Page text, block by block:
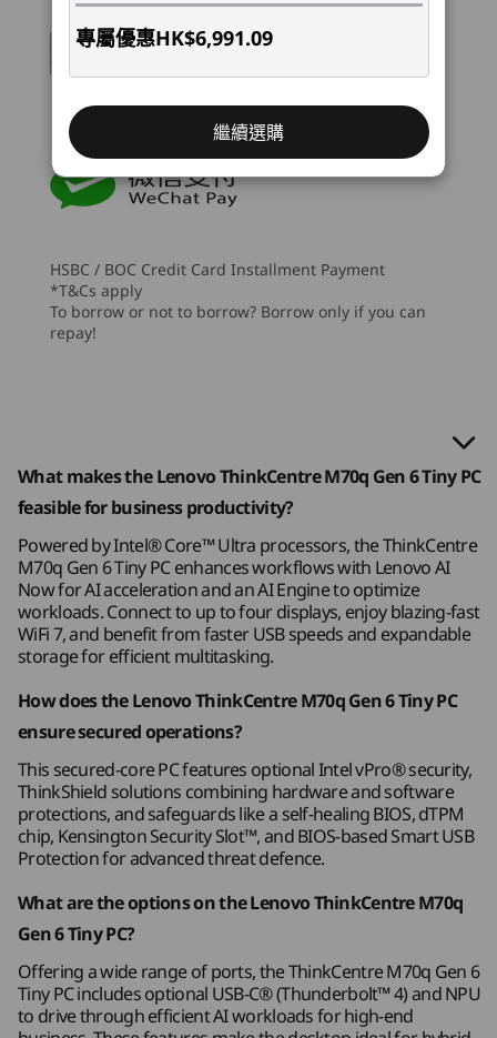
專屬優惠HK$6,991.09
繼續選購
螢幕、鍵盤及滑鼠為選購配件，均須另行購買。
強大性能與靈活性
專業地進行多工處理
透過更快的 USB 速度及多個連接埠，享受無與倫
比的生產力。將 ThinkCentre M70q 小型電腦連
空間，讓你可以處理各種工作。可選購的 USB-C
(Thunderbolt™ 4) 連接埠及神經網絡處理器
(NPU)，進一步擴展混合型及數碼工作場所，助你
全面安全防護
強大安全性與管理能力
這款安全核心電腦 (L3) 配備 ThinkShield 安全功
能，包括硬件及軟件解決方案。透過自我修復
及 Smart USB Protection 功能，為你提供額外的
保護。選用 Intel vPro®以獲取先進的威脅防護，
Graphics
®
Memory
Up to 64GB (5600MHz) 2 x DDR5 (dual-channel)
SODIMM
Audio
Normal speaker
Power Supply Unit
90W**
65W**
*Power supply unit is 90% energy-efficient
**Power supply units are 89% energy-efficient
Specifications may vary depending upon region / model.
Connectivity
Ports/Slots
Front:
USB-C (USB 10Gbps)
2 x USB-A (USB 10Gbps), one supports 5V@2.1A
charging
Headphone / mic combo
Headphone / mic combo
Power in connector
DisplayPort 1.4
USB-A (USB 5Gbps)
HDMI® 2.1 (supports resolution up to 4K@60Hz)
11-2 x USB-A (USB 10Gbps)
12-Ethernet (RJ45)
13-Kensington Security Slot™
14 Optional: Expansion card slots 1 & 2
起價
處理器
Up to Intel®
Core™ Ultra 7
platform
作業系統
(5600MHz) 2 x
channel) SODIMM
儲存裝置
Up to 2TB M.2
2280 Gen4
Performance SSD
購物
Explore All Desktops
HSBC / BOC Credit Card Installment Payment
*T&Cs apply
To borrow or not to borrow? Borrow only if you can
repay!
What makes the Lenovo ThinkCentre M70q Gen 6 Tiny PC
feasible for business productivity?
Powered by Intel® Core™ Ultra processors, the ThinkCentre
M70q Gen 6 Tiny PC enhances workflows with Lenovo AI
Now for AI acceleration and an AI Engine to optimize
workloads. Connect to up to four displays, enjoy blazing-fast
WiFi 7, and benefit from faster USB speeds and expandable
storage for efficient multitasking.
How does the Lenovo ThinkCentre M70q Gen 6 Tiny PC
ensure secured operations?
This secured-core PC features optional Intel vPro® security,
ThinkShield solutions combining hardware and software
protections, and safeguards like a self-healing BIOS, dTPM
chip, Kensington Security Slot™, and BIOS-based Smart USB
Protection for advanced threat defence.
What are the options on the Lenovo ThinkCentre M70q
Gen 6 Tiny PC?
Offering a wide range of ports, the ThinkCentre M70q Gen 6
Tiny PC includes optional USB-C® (Thunderbolt™ 4) and NPU
to drive through efficient AI workloads for high-end